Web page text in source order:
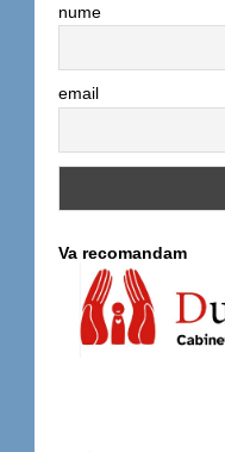
nume
email
Va recomandam